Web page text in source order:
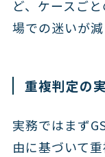
ど、ケースご
場での迷いが減
重複判定の
実務ではまず
由に基づいて